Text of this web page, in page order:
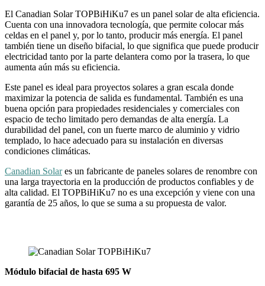
El Canadian Solar TOPBiHiKu7 es un panel solar de alta eficiencia.
Cuenta con una innovadora tecnología, que permite colocar más
celdas en el panel y, por lo tanto, producir más energía. El panel
también tiene un diseño bifacial, lo que significa que puede producir
electricidad tanto por la parte delantera como por la trasera, lo que
aumenta aún más su eficiencia.
Este panel es ideal para proyectos solares a gran escala donde
maximizar la potencia de salida es fundamental. También es una
buena opción para propiedades residenciales y comerciales con
espacio de techo limitado pero demandas de alta energía. La
durabilidad del panel, con un fuerte marco de aluminio y vidrio
templado, lo hace adecuado para su instalación en diversas
condiciones climáticas.
Canadian Solares un fabricante de paneles solares de renombre con
una larga trayectoria en la producción de productos confiables y de
alta calidad. El TOPBiHiKu7 no es una excepción y viene con una
garantía de 25 años, lo que se suma a su propuesta de valor.
Módulo bifacial de hasta 695 W